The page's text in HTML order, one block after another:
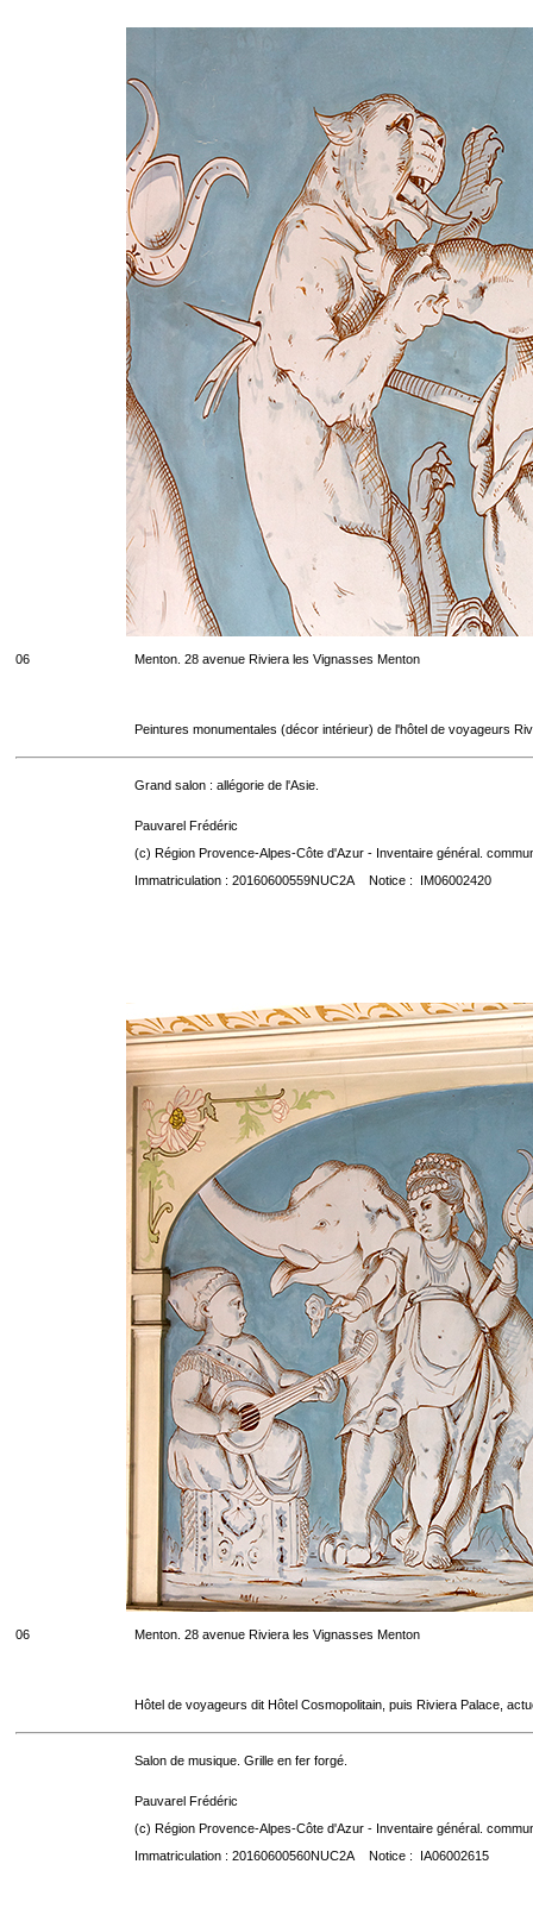
06 Menton. 28 avenue Riviera les Vignasses Menton
Peintures monumentales (décor intérieur) de l'hôtel de voyageurs
Grand salon : allégorie de l'Asie.
Pauvarel Frédéric
(c) Région Provence-Alpes-Côte d'Azur - Inventaire général.
Immatriculation : 20160600559NUC2A Notice : IM06002420
06 Menton. 28 avenue Riviera les Vignasses Menton
Hôtel de voyageurs dit Hôtel Cosmopolitain, puis Riviera Palace,
Salon de musique. Grille en fer forgé.
Pauvarel Frédéric
(c) Région Provence-Alpes-Côte d'Azur - Inventaire général.
Immatriculation : 20160600560NUC2A Notice : IA06002615